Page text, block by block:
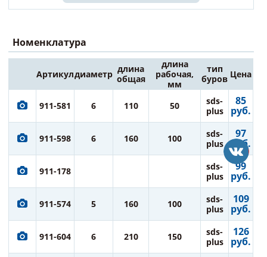
Номенклатура
Артикулдиаметр длина
общая
длина
рабочая,
мм
тип
буров Цена
911-581 6 110 50
sds-
plus
85
руб.
911-598 6 160 100
sds-
plus
97
руб.
911-178
sds-
plus
99
руб.
911-574 5 160 100
sds-
plus
109
руб.
911-604 6 210 150
sds-
plus
126
руб.